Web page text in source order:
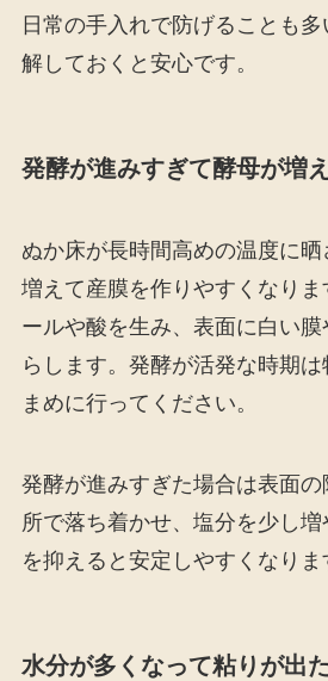
日常の手入れで防げることも
解しておくと安心です。
発酵が進みすぎて酵母が増
ぬか床が長時間高めの温度に
増えて産膜を作りやすくなりま
ールや酸を生み、表面に白い
らします。発酵が活発な時期
まめに行ってください。
発酵が進みすぎた場合は表面
所で落ち着かせ、塩分を少し
を抑えると安定しやすくなりま
水分が多くなって粘りが出